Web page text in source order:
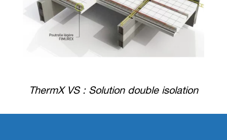
ThermX VS : Solution double isolation